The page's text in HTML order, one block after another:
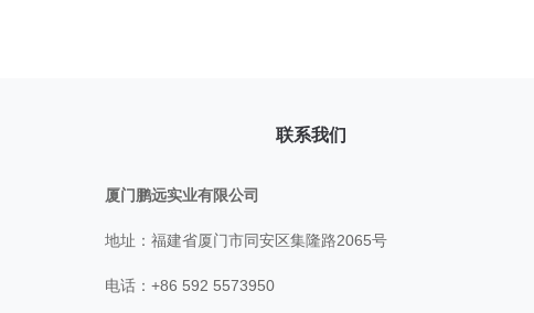
联系我们
厦门鹏远实业有限公司
地址：福建省厦门市同安区集隆路2065号
电话：+86 592 5573950